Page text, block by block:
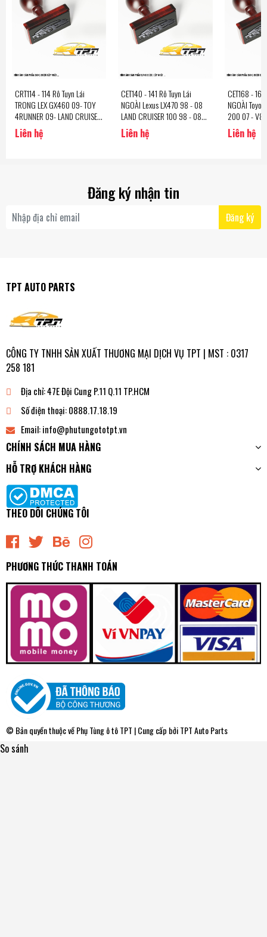
CRT114 - 114 Rô Tuyn Lái
TRONG LEX GX460 09- TOY
4RUNNER 09- LAND CRUISER
09- [CR0684 - CR0684] CTR
- Korea
Liên hệ
CET140 - 141 Rô Tuyn Lái
NGOÀI Lexus LX470 98 - 08
LAND CRUISER 100 98 - 08
400 98 - 08 500 98 - 08
[CE0755 - CE0756] CTR -
Liên hệ
CET168 -
NGOÀI
200 07 - V8
07 -
Korea
Liên hệ
Đăng ký nhận tin
Đăng ký
TPT AUTO PARTS
CÔNG TY TNHH SẢN XUẤT THƯƠNG MẠI DỊCH VỤ TPT | MST : 0317
258 181
Địa chỉ:47E Đội Cung P.11 Q.11 TP.HCM
Số điện thoại:0888.17.18.19
Email:info@phutungototpt.vn
CHÍNH SÁCH MUA HÀNG
HỖ TRỢ KHÁCH HÀNG
THEO DÕI CHÚNG TÔI
PHƯƠNG THỨC THANH TOÁN
© Bản quyền thuộc vềPhụ Tùng ô tô TPT | Cung cấp bởiTPT Auto Parts
So sánh